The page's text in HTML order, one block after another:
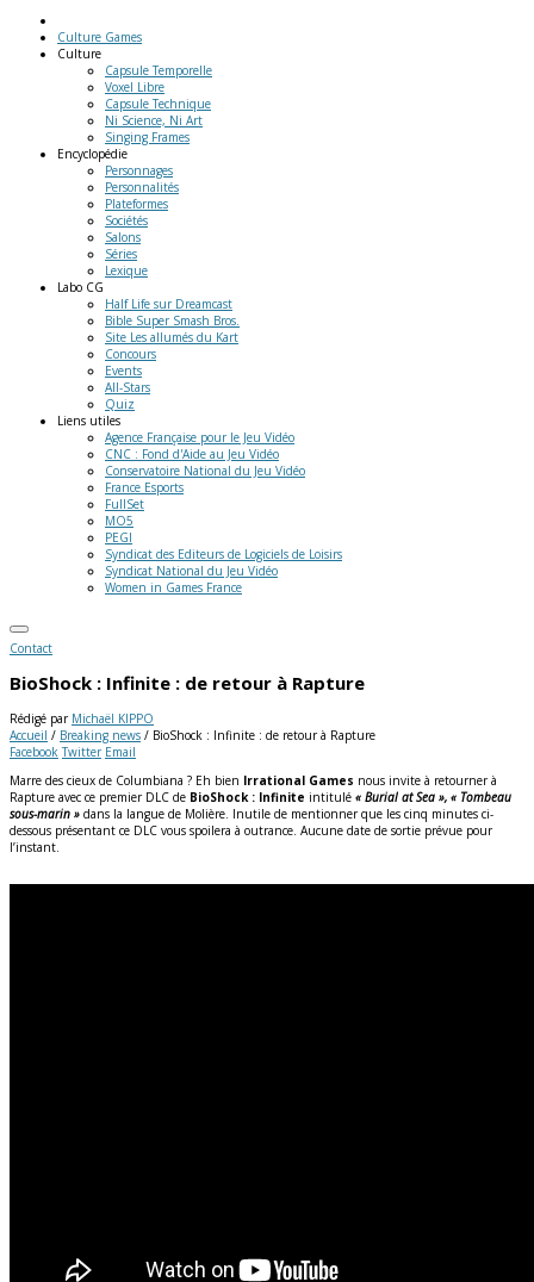
Culture Games
Culture
Capsule Temporelle
Voxel Libre
Capsule Technique
Ni Science, Ni Art
Singing Frames
Encyclopédie
Personnages
Personnalités
Plateformes
Sociétés
Salons
Séries
Lexique
Labo CG
Half Life sur Dreamcast
Bible Super Smash Bros.
Site Les allumés du Kart
Concours
Events
All-Stars
Quiz
Liens utiles
Agence Française pour le Jeu Vidéo
CNC : Fond d'Aide au Jeu Vidéo
Conservatoire National du Jeu Vidéo
France Esports
FullSet
MO5
PEGI
Syndicat des Editeurs de Logiciels de Loisirs
Syndicat National du Jeu Vidéo
Women in Games France
Contact
BioShock : Infinite : de retour à Rapture
Rédigé par Michaël KIPPO
Accueil / Breaking news / BioShock : Infinite : de retour à Rapture
Facebook Twitter Email
Marre des cieux de Columbiana ? Eh bien Irrational Games nous invite à retourner à
Rapture avec ce premier DLC de BioShock : Infinite intitulé « Burial at Sea », « Tombeau
sous-marin » dans la langue de Molière. Inutile de mentionner que les cinq minutes ci-
dessous présentant ce DLC vous spoilera à outrance. Aucune date de sortie prévue pour
l’instant.